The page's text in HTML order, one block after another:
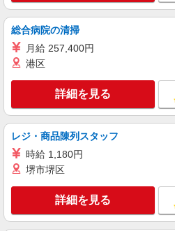
茨城県古河市
キープ
派遣社員
株式会社kotrio /●SI-H-2102123
≪古河駅≫高級シ
活相談など
時給1600円〜
通費全支給(ガソリ
キープ
派遣社員
総合病院の清掃
月給 257,400円
港区
詳細を見る
レジ・商品陳列スタッフ
時給 1,180円
堺市堺区
詳細を見る